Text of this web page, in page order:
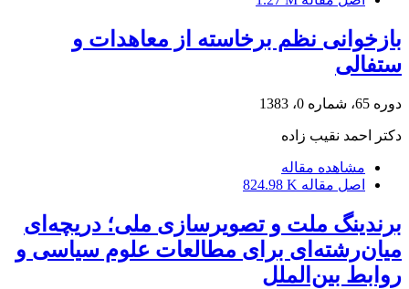
بازخوانی نظم برخاسته از معاهدات و
ستفالی
دوره 65، شماره 0، 1383
دکتر احمد نقیب زاده
مشاهده مقاله
اصل مقاله 824.98 K
برندینگ ملت و تصویرسازی ملی؛ دریچه‌ای
میان‌رشته‌ای برای مطالعات علوم سیاسی و
روابط بین‌الملل